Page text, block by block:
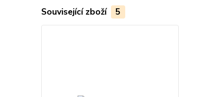
Související zboží 5